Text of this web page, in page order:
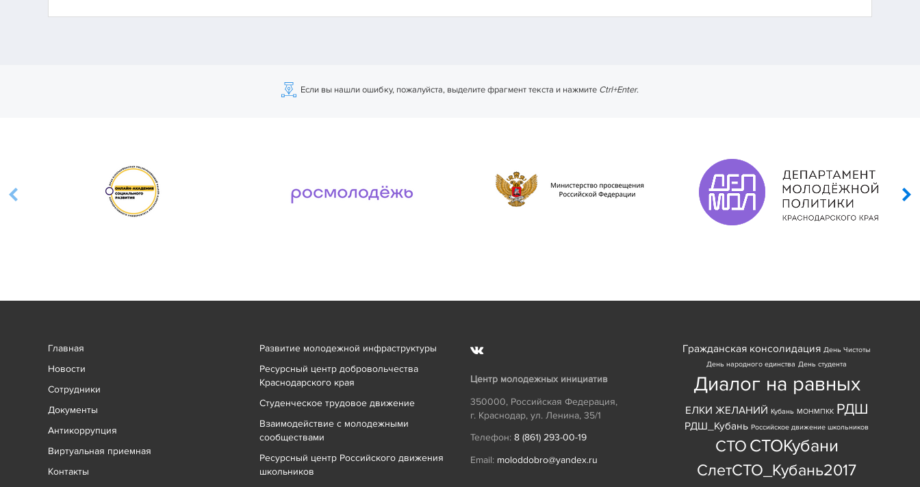
Если вы нашли ошибку, пожалуйста, выделите фрагмент текста и нажмите Ctrl+Enter.
Главная
Новости
Сотрудники
Документы
Антикоррупция
Виртуальная приемная
Контакты
Развитие молодежной инфраструктуры
Ресурсный центр добровольчества
Краснодарского края
Студенческое трудовое движение
Взаимодействие с молодежными
сообществами
Ресурсный центр Российского движения
школьников
Центр молодежных инициатив
350000, Российская Федерация,
г. Краснодар, ул. Ленина, 35/1
Телефон: 8 (861) 293-00-19
Email: moloddobro@yandex.ru
Гражданская консолидация День Чистоты
День народного единства День студента
Диалог на равных
ЕЛКИ ЖЕЛАНИЙ Кубань МОНМПКК РДШ
РДШ_Кубань Российское движение школьников
СТО СТОКубани
СлетСТО_Кубань2017